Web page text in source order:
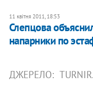
11 квітня 2011, 18:53
Слепцова
напарники по
ДЖЕРЕЛО: